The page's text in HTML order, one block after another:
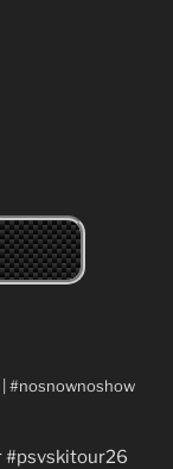
| #nosnownoshow